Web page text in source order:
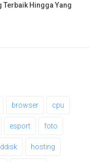
Terbaik Hingga Yang
browser cpu
esport foto
hosting